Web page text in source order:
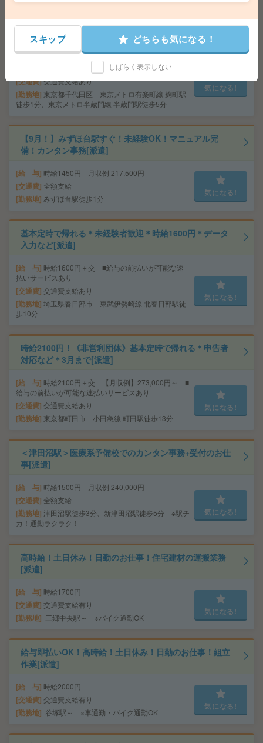
完全在宅＊時給1900円！週4日＆10-15時半勤務！人材サ
ービス企業で営業事務[派遣]
交通費 交通費支給あり
勤務地 東京都千代田区 東京メトロ有楽町線 麹町駅
徒歩1分、東京メトロ半蔵門線 半蔵門駅徒歩5分
気になる!
【9月！】みずほ台駅すぐ！未経験OK！マニュアル完
備！カンタン事務[派遣]
給 与 時給1450円 月収例 217,500円
交通費 全額支給
勤務地 みずほ台駅徒歩1分
気になる!
基本定時で帰れる＊未経験者歓迎＊時給1600円＊データ
入力など[派遣]
給 与 時給1600円＋交 ■給与の前払いが可能な速
払いサービスあり
交通費 交通費支給あり
勤務地 埼玉県春日部市 東武伊勢崎線 北春日部駅徒
歩10分
気になる!
時給2100円！《非営利団体》基本定時で帰れる＊申告者
対応など＊3月まで[派遣]
給 与 時給2100円＋交 【月収例】273,000円～ ■
給与の前払いが可能な速払いサービスあり
交通費 交通費支給あり
勤務地 東京都町田市 小田急線 町田駅徒歩13分
気になる!
＜津田沼駅＞医療系予備校でのカンタン事務+受付のお仕
事[派遣]
給 与 時給1500円 月収例 240,000円
交通費 全額支給
勤務地 津田沼駅徒歩3分、新津田沼駅徒歩5分 ※駅チ
カ！通勤ラクラク！
気になる!
高時給！土日休み！日勤のお仕事！住宅建材の運搬業務
[派遣]
給 与 時給1700円
交通費 交通費支給有り
勤務地 三郷中央駅～ ※バイク通勤OK
気になる!
給与即払いOK！高時給！土日休み！日勤のお仕事！組立
作業[派遣]
給 与 時給2000円
交通費 交通費支給有り
勤務地 谷塚駅～ ※車通勤・バイク通勤OK
気になる!
スキップ どちらも気になる！
しばらく表示しない